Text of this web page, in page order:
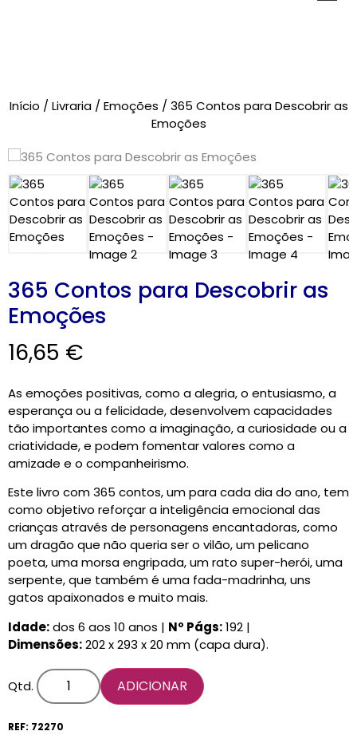
Brinquedos
Testes Psicológicos
Material de Intervenção
Livraria
Formação
Catálogos
Início / Livraria/ Emoções / 365 Contos para Descobrir as
Emoções
365 Contos para Descobrir as
Emoções
16,65 €
As emoções positivas, como a alegria, o entusiasmo, a
esperança ou a felicidade, desenvolvem capacidades
tão importantes como a imaginação, a curiosidade ou a
criatividade, e podem fomentar valores como a
amizade e o companheirismo.
Este livro com 365 contos, um para cada dia do ano, tem
como objetivo reforçar a inteligência emocional das
crianças através de personagens encantadoras, como
um dragão que não queria ser o vilão, um pelicano
poeta, uma morsa engripada, um rato super-herói, uma
serpente, que também é uma fada-madrinha, uns
gatos apaixonados e muito mais.
Idade:dos 6 aos 10 anos | Nº Págs:192 |
Dimensões:202 x 293 x 20 mm (capa dura).
Qtd. ADICIONAR
REF: 72270